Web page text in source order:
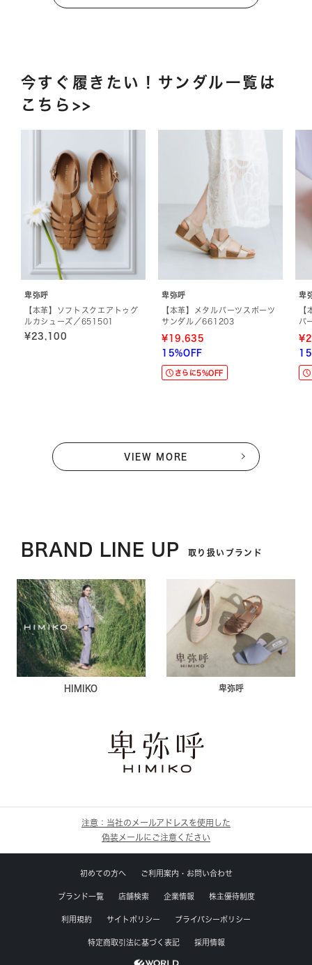
今すぐ履きたい！サンダル一覧は
こちら>>
卑弥呼
【本革】ソフトスクエアトゥグ
ルカシューズ／651501
¥23,100
卑弥呼
【本革】メタルパーツスポーツ
サンダル／661203
¥19,635
15%OFF
さらに5%OFF
卑
【
バ
VIEW MORE
BRAND LINE UP 取り扱いブランド
HIMIKO 卑弥呼
注意：当社のメールアドレスを使用した
偽装メールにご注意ください
初めての方へ ご利用案内・お問い合わせ
ブランド一覧 店舗検索 企業情報 株主優待制度
利用規約 サイトポリシー プライバシーポリシー
特定商取引法に基づく表記 採用情報